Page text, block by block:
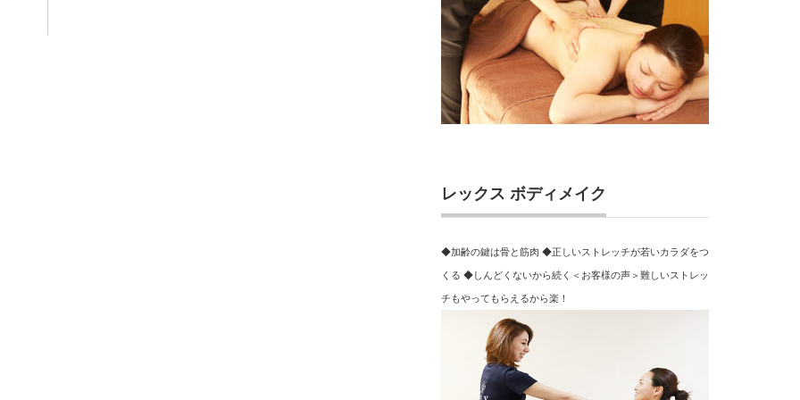
レックス ボディメイク
◆加齢の鍵は骨と筋肉 ◆正しいストレッチが若いカラダをつ
くる ◆しんどくないから続く＜お客様の声＞難しいストレッ
チもやってもらえるから楽！